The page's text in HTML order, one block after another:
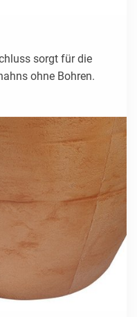
sorgt für die
ohne Bohren.